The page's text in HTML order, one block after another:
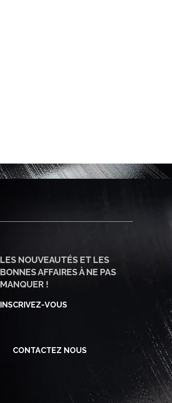
LES NOUVEAUTÉS ET LES
BONNES AFFAIRES À NE PAS
MANQUER !
INSCRIVEZ-VOUS
CONTACTEZ NOUS